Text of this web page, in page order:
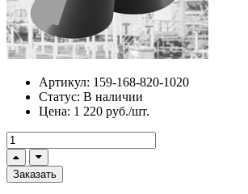
Артикул: 159-168-820-1020
Статус: В наличии
Цена: 1 220 руб./шт.
Заказать